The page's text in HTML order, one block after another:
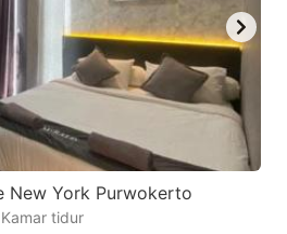
New York Purwokerto
Kamar tidur